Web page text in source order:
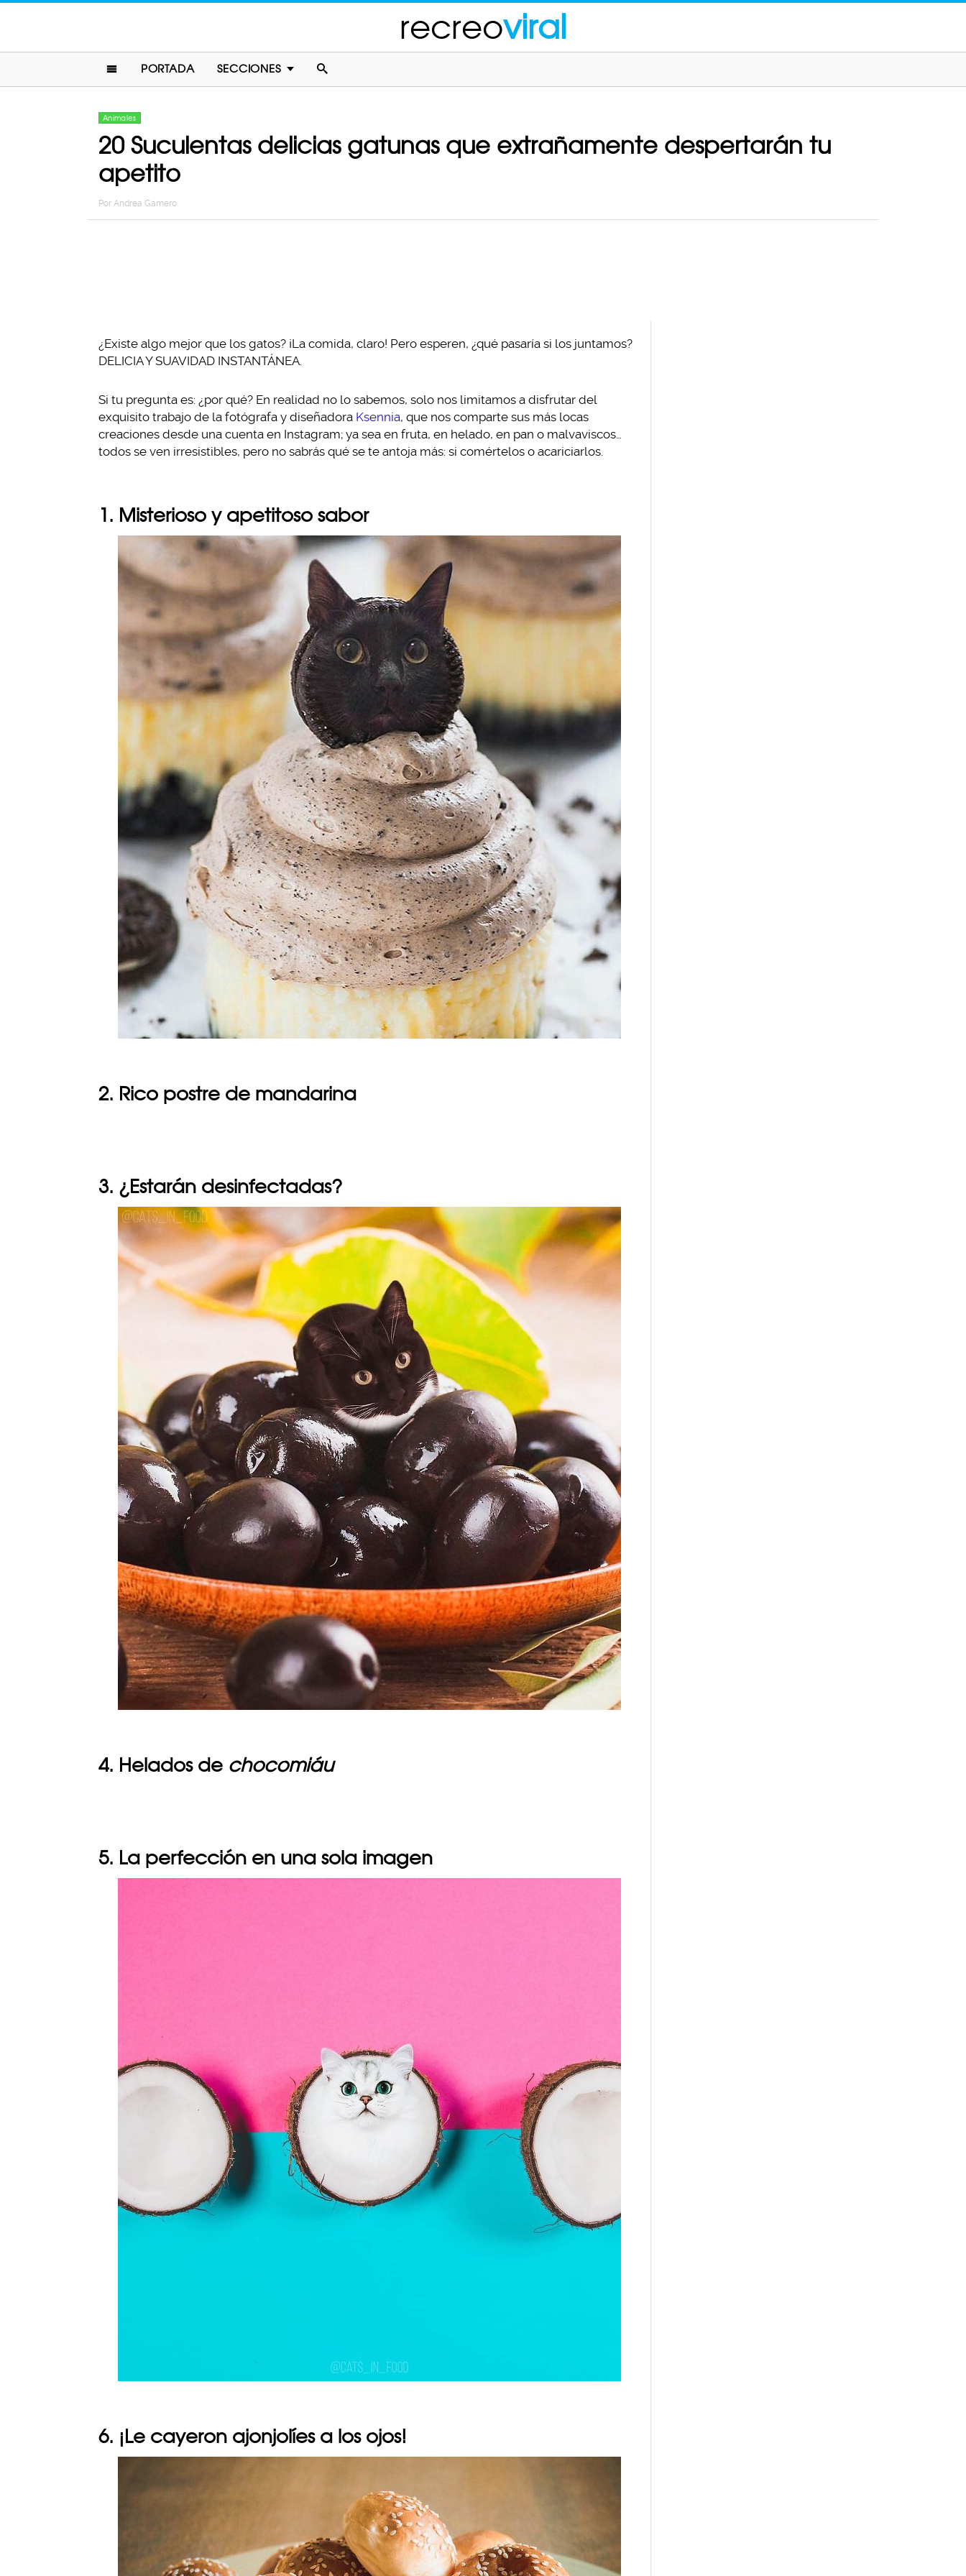
recreoviral
PORTADA SECCIONES
Animales
20 Suculentas delicias gatunas que extrañamente despertarán tu
apetito
Por Andrea Gamero
¿Existe algo mejor que los gatos? ¡La comida, claro! Pero esperen, ¿qué pasaría si los juntamos?
DELICIA Y SUAVIDAD INSTANTÁNEA.
Si tu pregunta es: ¿por qué? En realidad no lo sabemos, solo nos limitamos a disfrutar del
exquisito trabajo de la fotógrafa y diseñadora Ksennia, que nos comparte sus más locas
creaciones desde una cuenta en Instagram; ya sea en fruta, en helado, en pan o malvaviscos…
todos se ven irresistibles, pero no sabrás qué se te antoja más: si comértelos o acariciarlos.
1. Misterioso y apetitoso sabor
2. Rico postre de mandarina
3. ¿Estarán desinfectadas?
4. Helados de chocomiáu
5. La perfección en una sola imagen
6. ¡Le cayeron ajonjolíes a los ojos!